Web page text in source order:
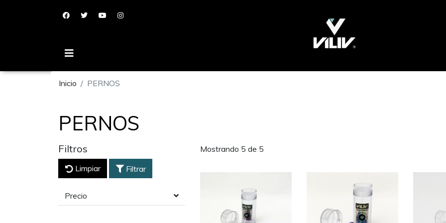
Inicio PERNOS
PERNOS
Filtros
Limpiar Filtrar
Precio
Mostrando 5 de 5